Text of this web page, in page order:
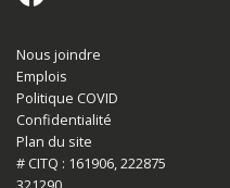
Nous joindre
Emplois
Politique COVID
Confidentialité
Plan du site
# CITQ : 161906, 222875